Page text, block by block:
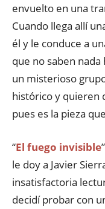
envuelto en una
Cuando llega allí
él y le conduce a
que no saben nada
un misterioso
histórico y quieren
pues es la pieza
“El fuego invisible
le doy a Javier
insatisfactoria
decidí probar con